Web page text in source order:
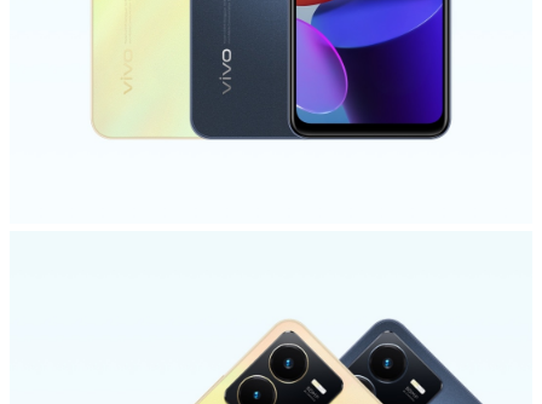
Croatia | Odaberite državu/regiju